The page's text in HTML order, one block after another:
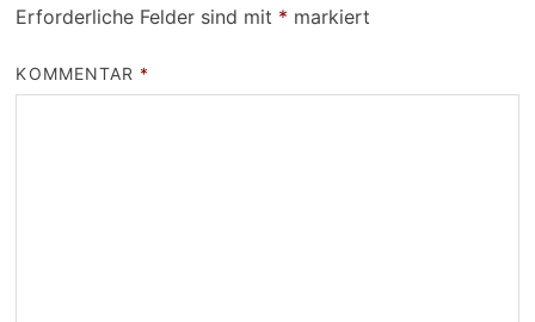
Erforderliche Felder sind mit * markiert
KOMMENTAR *